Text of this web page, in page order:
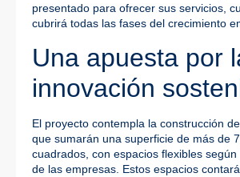
presentado para ofrecer sus servicios,
cubrirá todas las fases del crecimiento
Una apuesta por
innovación
El proyecto contempla la construcción
que sumarán una superficie de más de
cuadrados, con espacios flexibles
de las empresas. Estos espacios